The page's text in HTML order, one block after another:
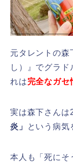
元タレントの森
し）』でグラド
れは完全なガセ
実は森下さんは
炎」
という病気
本人も「死にそ